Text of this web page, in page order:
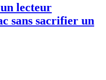
lecteur
sans sacrifier un